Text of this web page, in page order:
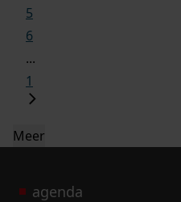
5
6
...
1
Meer
agenda